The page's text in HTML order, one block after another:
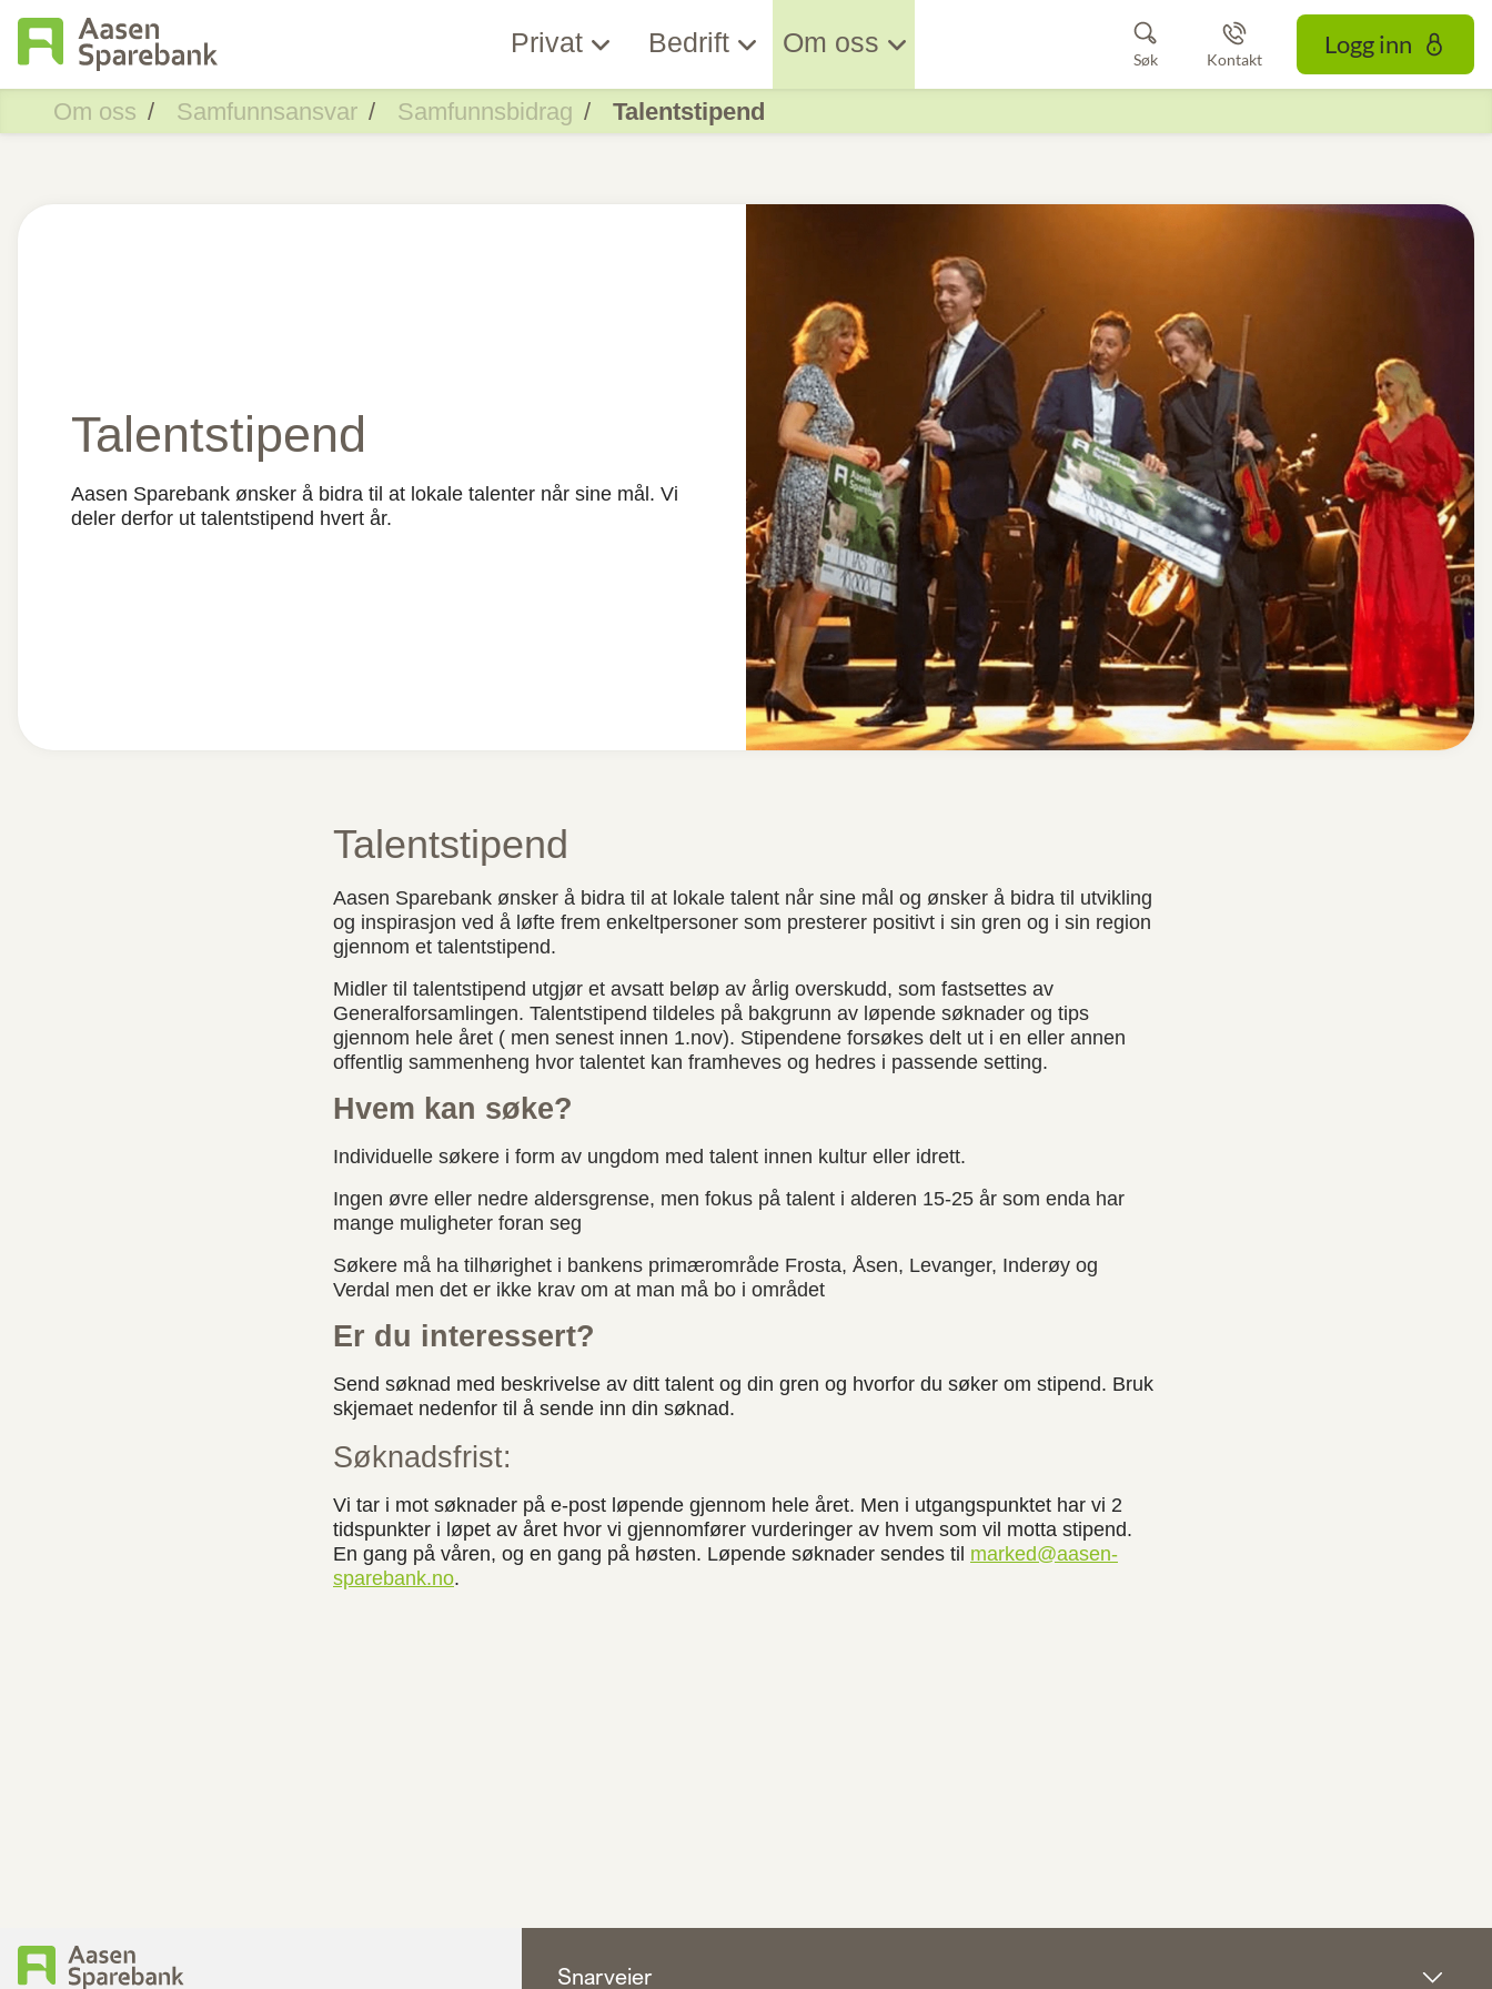
Om oss Samfunnsansvar Samfunnsbidrag Talentstipend
Privat Bedrift Om oss
Søk Kontakt
Logg inn
Talentstipend
Aasen Sparebank ønsker å bidra til at lokale talenter når sine mål. Vi
deler derfor ut talentstipend hvert år.
Talentstipend
Aasen Sparebank ønsker å bidra til at lokale talent når sine mål og ønsker å bidra til utvikling
og inspirasjon ved å løfte frem enkeltpersoner som presterer positivt i sin gren og i sin region
gjennom et talentstipend.
Midler til talentstipend utgjør et avsatt beløp av årlig overskudd, som fastsettes av
Generalforsamlingen. Talentstipend tildeles på bakgrunn av løpende søknader og tips
gjennom hele året ( men senest innen 1.nov). Stipendene forsøkes delt ut i en eller annen
offentlig sammenheng hvor talentet kan framheves og hedres i passende setting.
Hvem kan søke?
Individuelle søkere i form av ungdom med talent innen kultur eller idrett.
Ingen øvre eller nedre aldersgrense, men fokus på talent i alderen 15-25 år som enda har
mange muligheter foran seg
Søkere må ha tilhørighet i bankens primærområde Frosta, Åsen, Levanger, Inderøy og
Verdal men det er ikke krav om at man må bo i området
Er du interessert?
Send søknad med beskrivelse av ditt talent og din gren og hvorfor du søker om stipend. Bruk
skjemaet nedenfor til å sende inn din søknad.
Søknadsfrist:
Vi tar i mot søknader på e-post løpende gjennom hele året. Men i utgangspunktet har vi 2
tidspunkter i løpet av året hvor vi gjennomfører vurderinger av hvem som vil motta stipend.
En gang på våren, og en gang på høsten. Løpende søknader sendes til marked@aasen-
sparebank.no.
Snarveier